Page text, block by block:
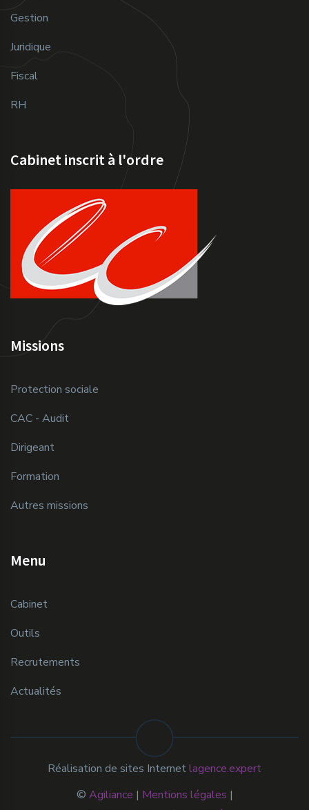
Gestion
Juridique
Fiscal
RH
Missions
Protection sociale
CAC - Audit
Dirigeant
Formation
Autres missions
Menu
Cabinet
Outils
Recrutements
Actualités
Cabinet inscrit à l'ordre
© Agiliance | Mentions légales |
Réalisation de sites Internetlagence.expert